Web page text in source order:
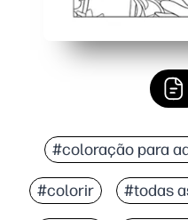
#coloração para
#colorir #todas